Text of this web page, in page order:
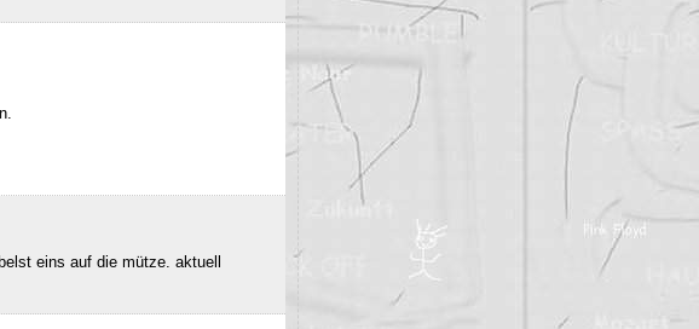
eins auf die mütze. aktuell